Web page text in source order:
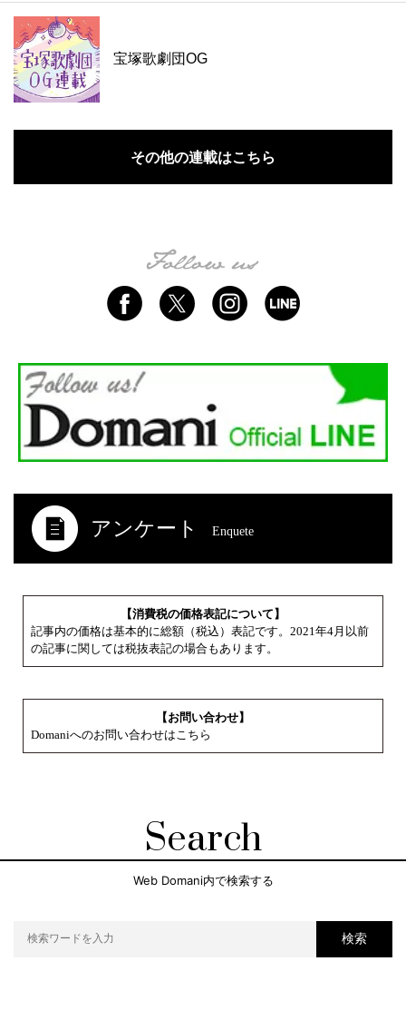
宝塚歌劇団OG
その他の連載はこちら
アンケート Enquete
【消費税の価格表記について】
記事内の価格は基本的に総額（税込）表記です。2021年4月以前
の記事に関しては税抜表記の場合もあります。
【お問い合わせ】
Domaniへのお問い合わせはこちら
Search
Web Domani内で検索する
検索